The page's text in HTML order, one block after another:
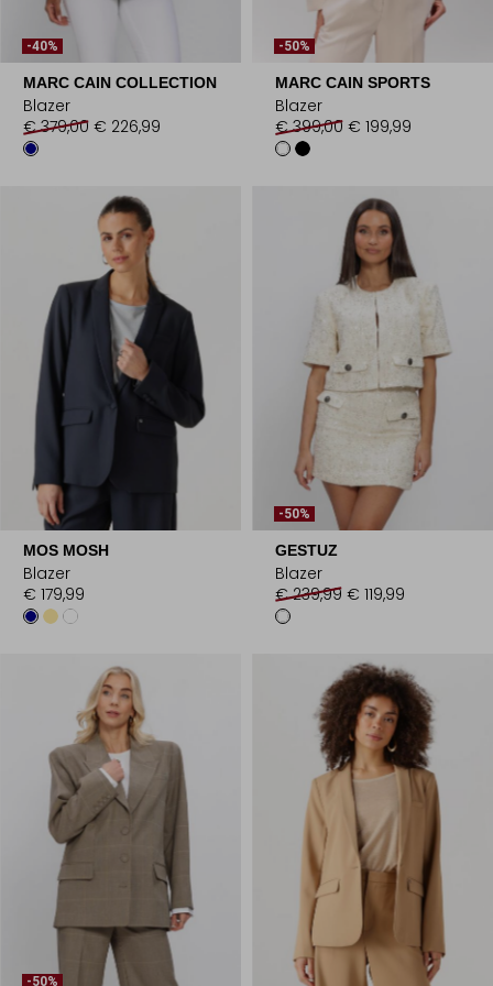
-40%
MARC CAIN COLLECTION
Blazer
€ 379,00 € 226,99
-50%
MARC CAIN SPORTS
Blazer
€ 399,00 € 199,99
MOS MOSH
Blazer
€ 179,99
-50%
GESTUZ
Blazer
€ 239,99 € 119,99
-50%